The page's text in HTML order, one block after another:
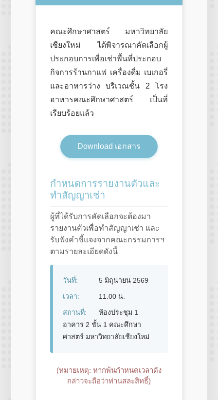
คณะศึกษาศาสตร์ มหาวิทยาลัย
เชียงใหม่ ได้พิจารณาคัดเลือกผู้
ประกอบการเพื่อเช่าพื้นที่ประกอบ
กิจการร้านกาแฟ เครื่องดื่ม เบเกอรี่
และอาหารว่าง บริเวณชั้น 2 โรง
อาหารคณะศึกษาศาสตร์ เป็นที่
เรียบร้อยแล้ว
Download เอกสาร
กำหนดการรายงานตัวและ
ทำสัญญาเช่า
ผู้ที่ได้รับการคัดเลือกจะต้องมา
รายงานตัวเพื่อทำสัญญาเช่า และ
รับฟังคำชี้แจงจากคณะกรรมการฯ
ตามรายละเอียดดังนี้
วันที่: 5 มิถุนายน 2569
เวลา: 11.00 น.
สถานที่:
ห้องประชุม 1
อาคาร 2 ชั้น 1 คณะศึกษา
ศาสตร์ มหาวิทยาลัยเชียงใหม่
(หมายเหตุ: หากพ้นกำหนดเวลาดัง
กล่าวจะถือว่าท่านสละสิทธิ์)